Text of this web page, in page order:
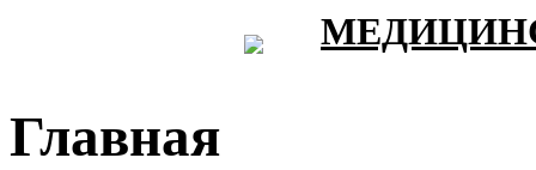
Главная